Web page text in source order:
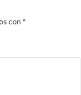
con*